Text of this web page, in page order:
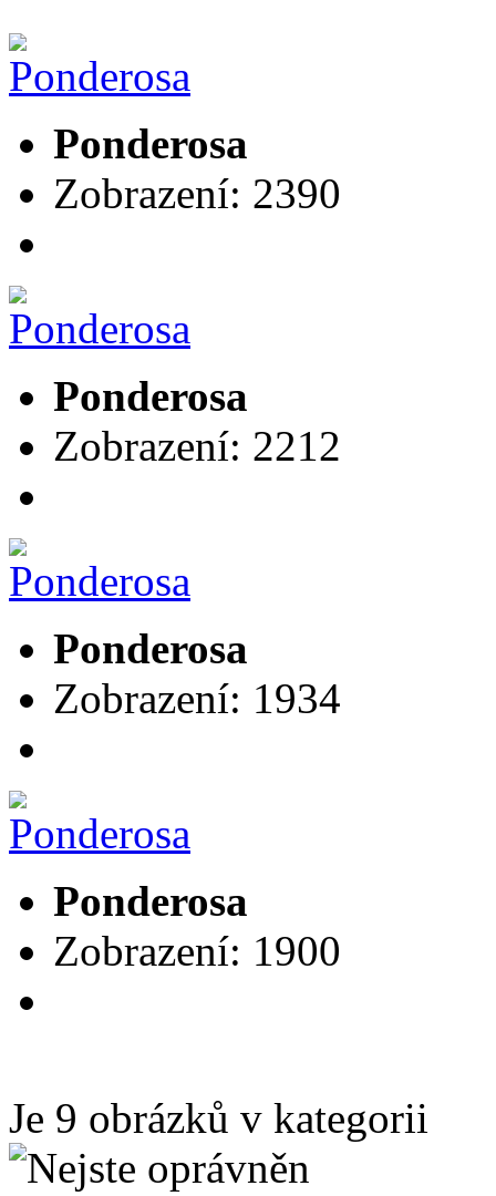
Ponderosa
Zobrazení: 2390
Ponderosa
Zobrazení: 2212
Ponderosa
Zobrazení: 1934
Ponderosa
Zobrazení: 1900
Je 9 obrázků v kategorii